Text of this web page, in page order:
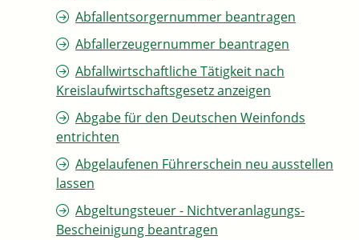
Abfallentsorgernummer beantragen
Abfallerzeugernummer beantragen
Abfallwirtschaftliche Tätigkeit nach
Kreislaufwirtschaftsgesetz anzeigen
Abgabe für den Deutschen Weinfonds
entrichten
Abgelaufenen Führerschein neu ausstellen
lassen
Abgeltungsteuer - Nichtveranlagungs-
Bescheinigung beantragen